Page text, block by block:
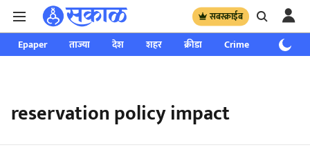
सबस्क्राईब
Epaper ताज्या देश शहर क्रीडा Crime साप्ताहिक
reservation policy impact